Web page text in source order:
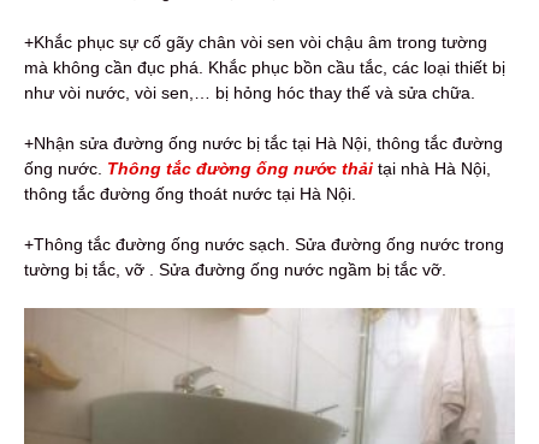
+Khắc phục sự cố gãy chân vòi sen vòi chậu âm trong tường
mà không cần đục phá. Khắc phục bồn cầu tắc, các loại thiết bị
như vòi nước, vòi sen,… bị hỏng hóc thay thế và sửa chữa.
+Nhận sửa đường ống nước bị tắc tại Hà Nội, thông tắc đường
ống nước. Thông tắc đường ống nước thải tại nhà Hà Nội,
thông tắc đường ống thoát nước tại Hà Nội.
+Thông tắc đường ống nước sạch. Sửa đường ống nước trong
tường bị tắc, vỡ . Sửa đường ống nước ngầm bị tắc vỡ.